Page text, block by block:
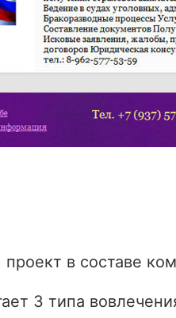
в составе
3 типа